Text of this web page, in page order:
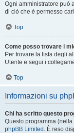
Ogni amministratore può
di ciò che è permesso
Top
Come posso trovare i
Per trovare la lista degli
Utente e segui i
Top
Informazioni su
Chi ha scritto questo
Questo programma
phpBB Limited . È reso